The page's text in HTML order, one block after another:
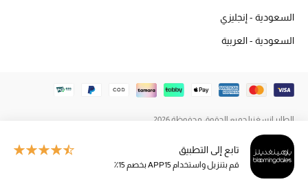
العناية بالشعر
هدايا
مجموعة الجمال
الجمال في بلوميزتابع إلى التطبيق
قم بتنزيل واستخدام APP15 بخصم 15٪
السعودية - إنجليزي
السعودية - العربية
الطاير إنسغنيا جميع الحقوق محفوظة 2026